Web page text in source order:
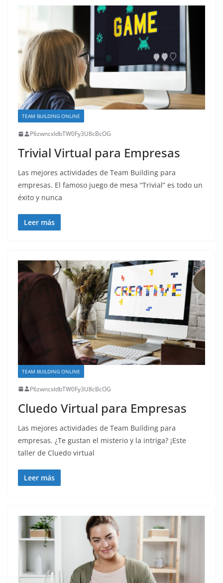
TEAM BUILDING ONLINE
P6zwncxIdbTW0Fy3U8cBcOG
Trivial Virtual para Empresas
Las mejores actividades de Team Building para
empresas. El famoso juego de mesa “Trivial” es todo un
éxito y nunca
Leer más
TEAM BUILDING ONLINE
P6zwncxIdbTW0Fy3U8cBcOG
Cluedo Virtual para Empresas
Las mejores actividades de Team Building para
empresas. ¿Te gustan el misterio y la intriga? ¡Este
taller de Cluedo virtual
Leer más